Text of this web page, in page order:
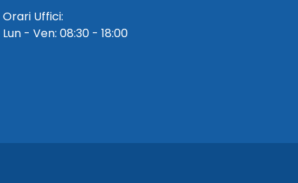
Orari Uffici:
Lun - Ven: 08:30 - 18:00